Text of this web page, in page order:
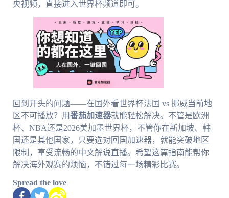
央视频，直接进入世界杯频道即可。
回到开头的问题——在国外看世界杯法国 vs 挪威当前地
区不可播放？用番茄加速器就能轻松解决。不管是欧洲
杯、NBA还是2026美加墨世界杯，不管你在新加坡、韩
国还是其他国家，只要选对回国加速器，就能突破地区
限制，享受流畅的中文解说直播。希望这篇指南能帮你
解决海外观赛的烦恼，不错过每一场精彩比赛。
Spread the love